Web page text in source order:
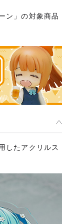
ン」の対象商品
したアクリルス